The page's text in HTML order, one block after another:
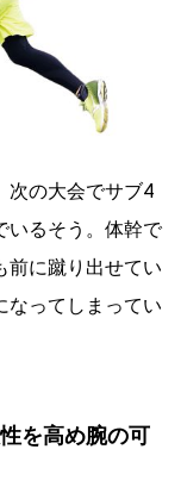
次の大会でサブ4
いるそう。体幹で
前に蹴り出せてい
なってしまってい
を高め腕の可